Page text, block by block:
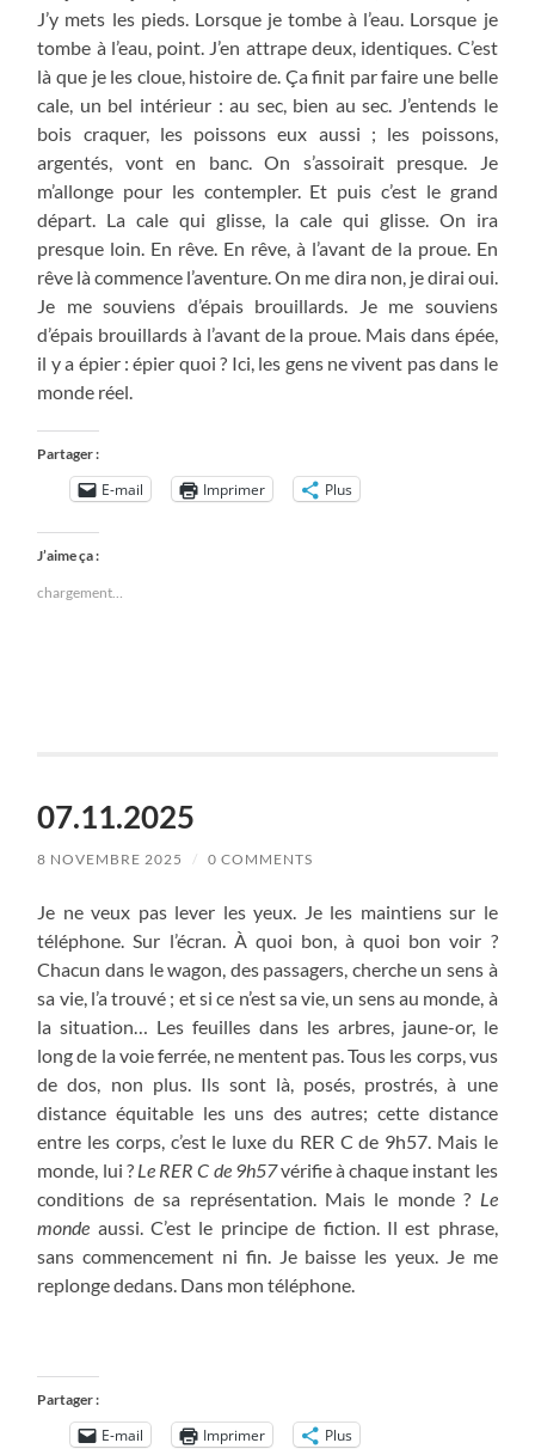
J’y mets les pieds. Lorsque je tombe à l’eau. Lorsque je
tombe à l’eau, point. J’en attrape deux, identiques. C’est
là que je les cloue, histoire de. Ça finit par faire une belle
cale, un bel intérieur : au sec, bien au sec. J’entends le
bois craquer, les poissons eux aussi ; les poissons,
argentés, vont en banc. On s’assoirait presque. Je
m’allonge pour les contempler. Et puis c’est le grand
départ. La cale qui glisse, la cale qui glisse. On ira
presque loin. En rêve. En rêve, à l’avant de la proue. En
rêve là commence l’aventure. On me dira non, je dirai oui.
Je me souviens d’épais brouillards. Je me souviens
d’épais brouillards à l’avant de la proue. Mais dans épée,
il y a épier : épier quoi ? Ici, les gens ne vivent pas dans le
monde réel.
Partager :
E-mail Imprimer Plus
J’aime ça :
chargement…
07.11.2025
8 NOVEMBRE 2025 / 0 COMMENTS
Je ne veux pas lever les yeux. Je les maintiens sur le
téléphone. Sur l’écran. À quoi bon, à quoi bon voir ?
Chacun dans le wagon, des passagers, cherche un sens à
sa vie, l’a trouvé ; et si ce n’est sa vie, un sens au monde, à
la situation… Les feuilles dans les arbres, jaune-or, le
long de la voie ferrée, ne mentent pas. Tous les corps, vus
de dos, non plus. Ils sont là, posés, prostrés, à une
distance équitable les uns des autres; cette distance
entre les corps, c’est le luxe du RER C de 9h57. Mais le
monde, lui ? Le RER C de 9h57vérifie à chaque instant les
conditions de sa représentation. Mais le monde ? Le
monde aussi. C’est le principe de fiction. Il est phrase,
sans commencement ni fin. Je baisse les yeux. Je me
replonge dedans. Dans mon téléphone.
Partager :
E-mail Imprimer Plus